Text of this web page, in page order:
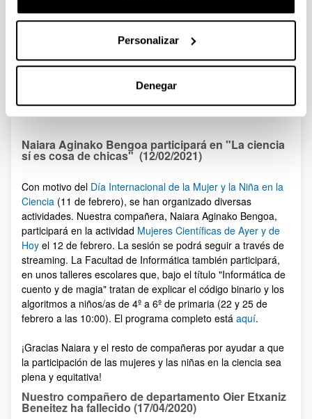
Personalizar
Denegar
es el avance de la tecnología y la educación en esas áreas,
así como en la informática y disciplinas similares. La
a lo largo de más de 160 países y produce el 30% de la
Zorionak, Jose Antonio!
Naiara Aginako Bengoa participará en "La ciencia
sí es cosa de chicas" (12/02/2021)
Con motivo del Día Internacional de la Mujer y la Niña en la
Ciencia (11 de febrero), se han organizado diversas
actividades. Nuestra compañera, Naiara Aginako Bengoa,
participará en la actividad Mujeres Científicas de Ayer y de
Hoy el 12 de febrero. La sesión se podrá seguir a través de
streaming. La Facultad de Informática también participará,
en unos talleres escolares que, bajo el título "Informática de
cuento y de magia" tratan de explicar el código binario y los
algoritmos a niños/as de 4º a 6º de primaria (22 y 25 de
febrero a las 10:00). El programa completo está aquí.
¡Gracias Naiara y el resto de compañeras por ayudar a que
la participación de las mujeres y las niñas en la ciencia sea
plena y equitativa!
Nuestro compañero de departamento Oier Etxaniz
Beneitez ha fallecido (17/04/2020)